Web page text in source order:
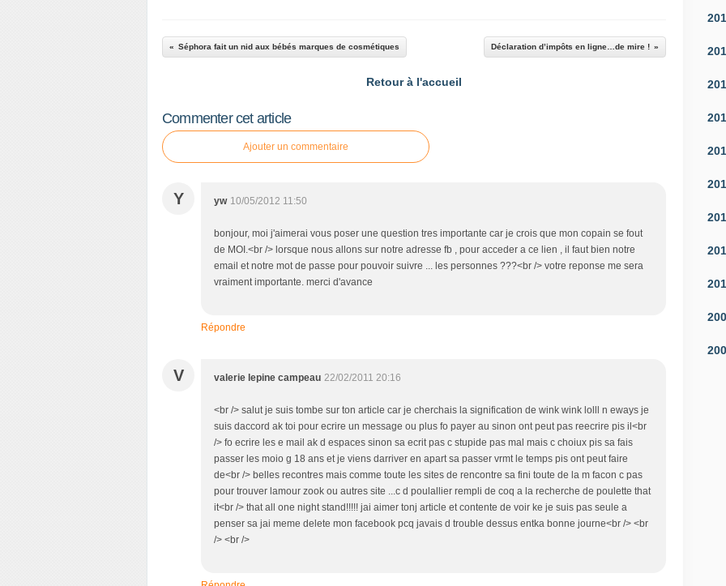
Séphora fait un nid aux bébés marques de cosmétiques Déclaration d’impôts en ligne…de mire !
Retour à l'accueil
Commenter cet article
Ajouter un commentaire
Y yw 10/05/2012 11:50
bonjour, moi j'aimerai vous poser une question tres importante car je crois que mon copain se fout
de MOI.<br /> lorsque nous allons sur notre adresse fb , pour acceder a ce lien , il faut bien notre
email et notre mot de passe pour pouvoir suivre ... les personnes ???<br /> votre reponse me sera
vraiment importante. merci d'avance
Répondre
V valerie lepine campeau 22/02/2011 20:16
<br /> salut je suis tombe sur ton article car je cherchais la signification de wink wink lolll n eways je
suis daccord ak toi pour ecrire un message ou plus fo payer au sinon ont peut pas reecrire pis il<br
/> fo ecrire les e mail ak d espaces sinon sa ecrit pas c stupide pas mal mais c choiux pis sa fais
passer les moio g 18 ans et je viens darriver en apart sa passer vrmt le temps pis ont peut faire
de<br /> belles recontres mais comme toute les sites de rencontre sa fini toute de la m facon c pas
pour trouver lamour zook ou autres site ...c d poulallier rempli de coq a la recherche de poulette that
it<br /> that all one night stand!!!!! jai aimer tonj article et contente de voir ke je suis pas seule a
penser sa jai meme delete mon facebook pcq javais d trouble dessus entka bonne journe<br /> <br
/> <br />